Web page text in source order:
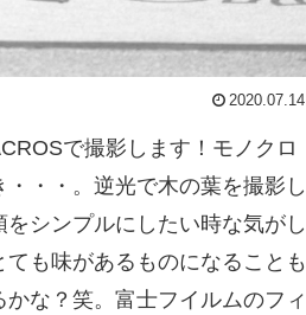
2020.07.14
で撮影します！モノクロ
・・。逆光で木の葉を撮影し
シンプルにしたい時な気がし
も味があるものになることも
な？笑。富士フイルムのフィ